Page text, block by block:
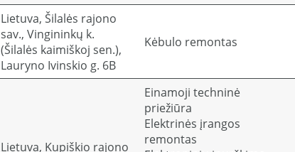
Lietuva, Šilalės rajono
sav., Vingininkų k.
(Šilalės kaimiškoj sen.),
Lauryno Ivinskio g. 6B
Kėbulo remontas
Lietuva, Kupiškio rajono
Einamoji techninė
priežiūra
Elektrinės įrangos
remontas